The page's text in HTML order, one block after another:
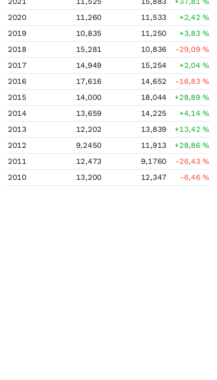
2020
11,260 11,533 +2,42%
2019
10,835 11,250 +3,83%
2018
15,281 10,836 -29,09%
2017
14,949 15,254 +2,04%
2016
17,616 14,652 -16,83%
2015
14,000 18,044 +28,89%
2014
13,659 14,225 +4,14%
2013
12,202 13,839 +13,42%
2012
9,2450 11,913 +28,86%
2011
12,473 9,1760 -26,43%
2010
13,200 12,347 -6,46%